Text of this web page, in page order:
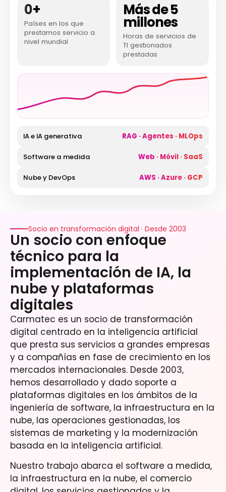
0+
Países en los que
prestamos servicio a
nivel mundial
Más de 5
millones
Horas de servicios de
TI gestionados
prestadas
IA e IA generativa RAG · Agentes · MLOps
Software a medida Web · Móvil · SaaS
Nube y DevOps AWS · Azure · GCP
Socio en transformación digital · Desde 2003
Un socio con enfoque
técnico para la
implementación de IA, la
nube y plataformas
digitales
Carmatec es un socio de transformación
digital centrado en la inteligencia artificial
que presta sus servicios a grandes empresas
y a compañías en fase de crecimiento en los
mercados internacionales. Desde 2003,
hemos desarrollado y dado soporte a
plataformas digitales en los ámbitos de la
ingeniería de software, la infraestructura en la
nube, las operaciones gestionadas, los
sistemas de marketing y la modernización
basada en la inteligencia artificial.
Nuestro trabajo abarca el software a medida,
la infraestructura en la nube, el comercio